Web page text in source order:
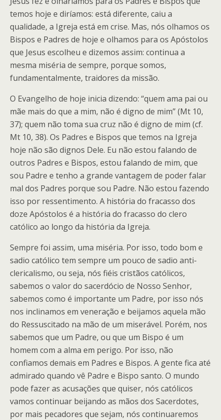
temos hoje e diríamos: está diferente, caiu a
qualidade, a Igreja está em crise. Mas, nós olhamos os
Bispos e Padres de hoje e olhamos para os Apóstolos
que Jesus escolheu e dizemos assim: continua a
mesma miséria de sempre, porque somos,
fundamentalmente, traidores da missão.
O Evangelho de hoje inicia dizendo: “quem ama pai ou
mãe mais do que a mim, não é digno de mim” (Mt 10,
37); quem não toma sua cruz não é digno de mim (cf.
Mt 10, 38). Os Padres e Bispos que temos na Igreja
hoje não são dignos Dele. Eu não estou falando de
outros Padres e Bispos, estou falando de mim, que
sou Padre e tenho a grande vantagem de poder falar
mal dos Padres porque sou Padre. Não estou fazendo
isso por ressentimento. A história do fracasso dos
doze Apóstolos é a história do fracasso do clero
católico ao longo da história da Igreja.
Sempre foi assim, uma miséria. Por isso, todo bom e
sadio católico tem sempre um pouco de sadio anti-
clericalismo, ou seja, nós fiéis cristãos católicos,
sabemos o valor do sacerdócio de Nosso Senhor,
sabemos como é importante um Padre, por isso nós
nos inclinamos em veneração e beijamos aquela mão
do Ressuscitado na mão de um miserável. Porém, nos
sabemos que um Padre, ou que um Bispo é um
homem com a alma em perigo. Por isso, não
confiamos demais em Padres e Bispos. A gente fica até
admirado quando vê Padre e Bispo santo. O mundo
pode fazer as acusações que quiser, nós católicos
vamos continuar beijando as mãos dos Sacerdotes,
por mais pecadores que sejam, nós continuaremos